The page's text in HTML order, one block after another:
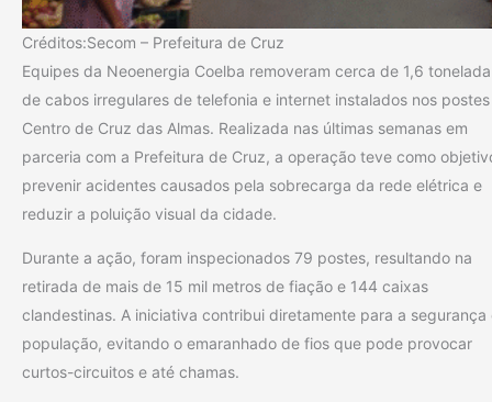
Créditos:Secom – Prefeitura de Cruz
Equipes da Neoenergia Coelba removeram cerca de 1,6 tonelada
de cabos irregulares de telefonia e internet instalados nos
Centro de Cruz das Almas. Realizada nas últimas semanas em
parceria com a Prefeitura de Cruz, a operação teve como
prevenir acidentes causados pela sobrecarga da rede elétrica e
reduzir a poluição visual da cidade.
Durante a ação, foram inspecionados 79 postes, resultando na
retirada de mais de 15 mil metros de fiação e 144 caixas
clandestinas. A iniciativa contribui diretamente para a segurança
população, evitando o emaranhado de fios que pode provocar
curtos-circuitos e até chamas.